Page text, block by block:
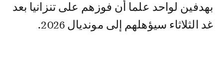
بهدفين لواحد علما أن فوزهم على تنزانيا بعد
غد الثلاثاء سيؤهلهم إلى مونديال 2026.